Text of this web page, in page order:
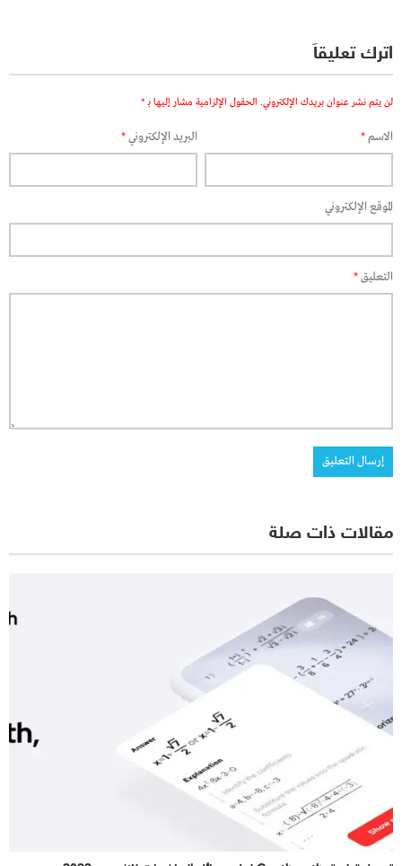
اترك تعليقاً
لن يتم نشر عنوان بريدك الإلكتروني. الحقول الإلزامية مشار إليها بـ *
الاسم* البريد الإلكتروني*
الموقع الإلكتروني
التعليق*
مقالات ذات صلة